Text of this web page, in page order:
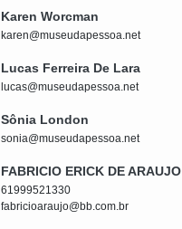
Karen Worcman
karen@museudapessoa.net
Lucas Ferreira De Lara
lucas@museudapessoa.net
Sônia London
sonia@museudapessoa.net
FABRICIO ERICK DE ARAUJO
61999521330
fabricioaraujo@bb.com.br